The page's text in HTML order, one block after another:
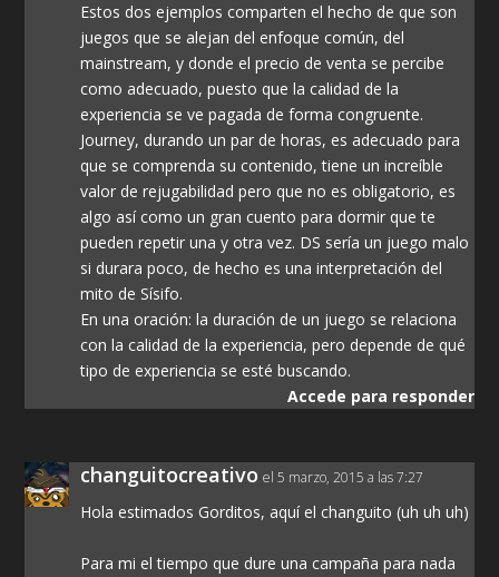
Estos dos ejemplos comparten el hecho de que son
juegos que se alejan del enfoque común, del
mainstream, y donde el precio de venta se percibe
como adecuado, puesto que la calidad de la
experiencia se ve pagada de forma congruente.
Journey, durando un par de horas, es adecuado para
que se comprenda su contenido, tiene un increíble
valor de rejugabilidad pero que no es obligatorio, es
algo así como un gran cuento para dormir que te
pueden repetir una y otra vez. DS sería un juego malo
si durara poco, de hecho es una interpretación del
mito de Sísifo.
En una oración: la duración de un juego se relaciona
con la calidad de la experiencia, pero depende de qué
tipo de experiencia se esté buscando.
Accede para responder
changuitocreativo el 5 marzo, 2015 a las 7:27
Hola estimados Gorditos, aquí el changuito (uh uh uh)
Para mi el tiempo que dure una campaña para nada